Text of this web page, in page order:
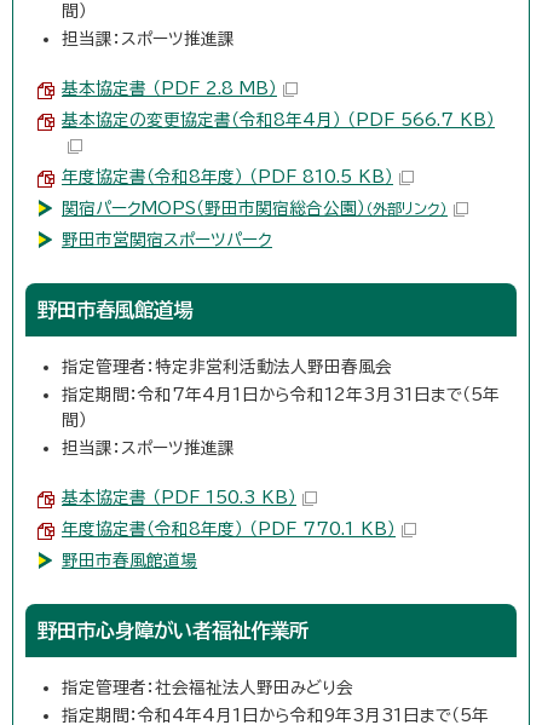
間）
担当課：スポーツ推進課
基本協定書 （PDF 2.8 MB）
基本協定の変更協定書（令和8年4月） （PDF 566.7 KB）
年度協定書（令和8年度） （PDF 810.5 KB）
関宿パークMOPS（野田市関宿総合公園） （外部リンク）
野田市営関宿スポーツパーク
野田市春風館道場
指定管理者：特定非営利活動法人野田春風会
指定期間：令和7年4月1日から令和12年3月31日まで（5年
間）
担当課：スポーツ推進課
基本協定書 （PDF 150.3 KB）
年度協定書（令和8年度） （PDF 770.1 KB）
野田市春風館道場
野田市心身障がい者福祉作業所
指定管理者：社会福祉法人野田みどり会
指定期間：令和4年4月1日から令和9年3月31日まで（5年